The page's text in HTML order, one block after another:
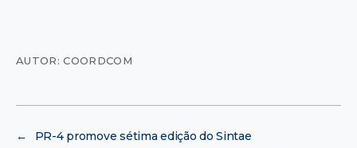
AUTOR: COORDCOM
←
PR-4 promove sétima edição do Sintae